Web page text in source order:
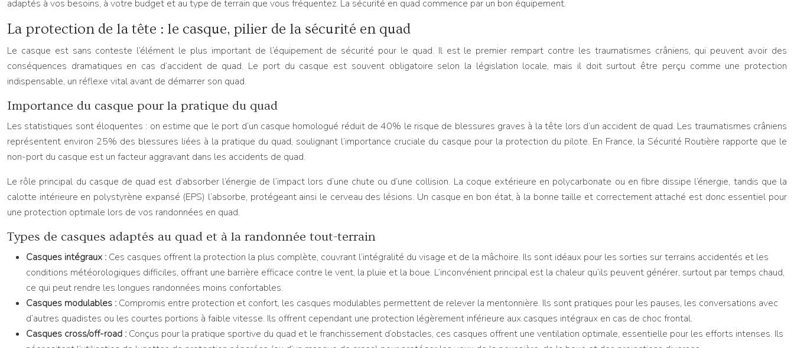
adaptés à vos besoins, à votre budget et au type de terrain que vous fréquentez. La sécurité en quad commence par un bon équipement.
La protection de la tête : le casque, pilier de la sécurité en quad
Le casque est sans conteste l’élément le plus important de l’équipement de sécurité pour le quad. Il est le premier rempart contre les traumatismes crâniens, qui peuvent avoir des
conséquences dramatiques en cas d’accident de quad. Le port du casque est souvent obligatoire selon la législation locale, mais il doit surtout être perçu comme une protection
indispensable, un réflexe vital avant de démarrer son quad.
Importance du casque pour la pratique du quad
Les statistiques sont éloquentes : on estime que le port d’un casque homologué réduit de 40% le risque de blessures graves à la tête lors d’un accident de quad. Les traumatismes crâniens
représentent environ 25% des blessures liées à la pratique du quad, soulignant l’importance cruciale du casque pour la protection du pilote. En France, la Sécurité Routière rapporte que le
non-port du casque est un facteur aggravant dans les accidents de quad.
Le rôle principal du casque de quad est d’absorber l’énergie de l’impact lors d’une chute ou d’une collision. La coque extérieure en polycarbonate ou en fibre dissipe l’énergie, tandis que la
calotte intérieure en polystyrène expansé (EPS) l’absorbe, protégeant ainsi le cerveau des lésions. Un casque en bon état, à la bonne taille et correctement attaché est donc essentiel pour
une protection optimale lors de vos randonnées en quad.
Types de casques adaptés au quad et à la randonnée tout-terrain
Casques intégraux : Ces casques offrent la protection la plus complète, couvrant l’intégralité du visage et de la mâchoire. Ils sont idéaux pour les sorties sur terrains accidentés et les
conditions météorologiques difficiles, offrant une barrière efficace contre le vent, la pluie et la boue. L’inconvénient principal est la chaleur qu’ils peuvent générer, surtout par temps chaud,
ce qui peut rendre les longues randonnées moins confortables.
Casques modulables : Compromis entre protection et confort, les casques modulables permettent de relever la mentonnière. Ils sont pratiques pour les pauses, les conversations avec
d’autres quadistes ou les courtes portions à faible vitesse. Ils offrent cependant une protection légèrement inférieure aux casques intégraux en cas de choc frontal.
Casques cross/off-road : Conçus pour la pratique sportive du quad et le franchissement d’obstacles, ces casques offrent une ventilation optimale, essentielle pour les efforts intenses. Ils